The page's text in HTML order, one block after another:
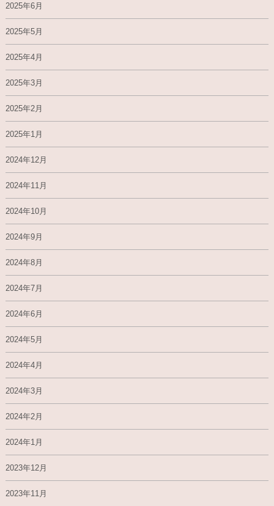
2025年6月
2025年5月
2025年4月
2025年3月
2025年2月
2025年1月
2024年12月
2024年11月
2024年10月
2024年9月
2024年8月
2024年7月
2024年6月
2024年5月
2024年4月
2024年3月
2024年2月
2024年1月
2023年12月
2023年11月